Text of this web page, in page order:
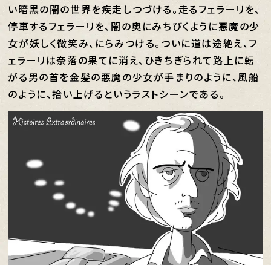
い暗黒の闇の世界を疾走しつづける。走るフェラーリを、
停車するフェラーリを、闇の奥にみちびくように悪魔の少
女が妖しく微笑み、にらみつける。ついに道は途絶え、フ
ェラーリは奈落の果てに消え、ひきちぎられて路上に転
がる男の首を金髪の悪魔の少女が手まりのように、風船
のように、拾い上げるというラストシーンである。